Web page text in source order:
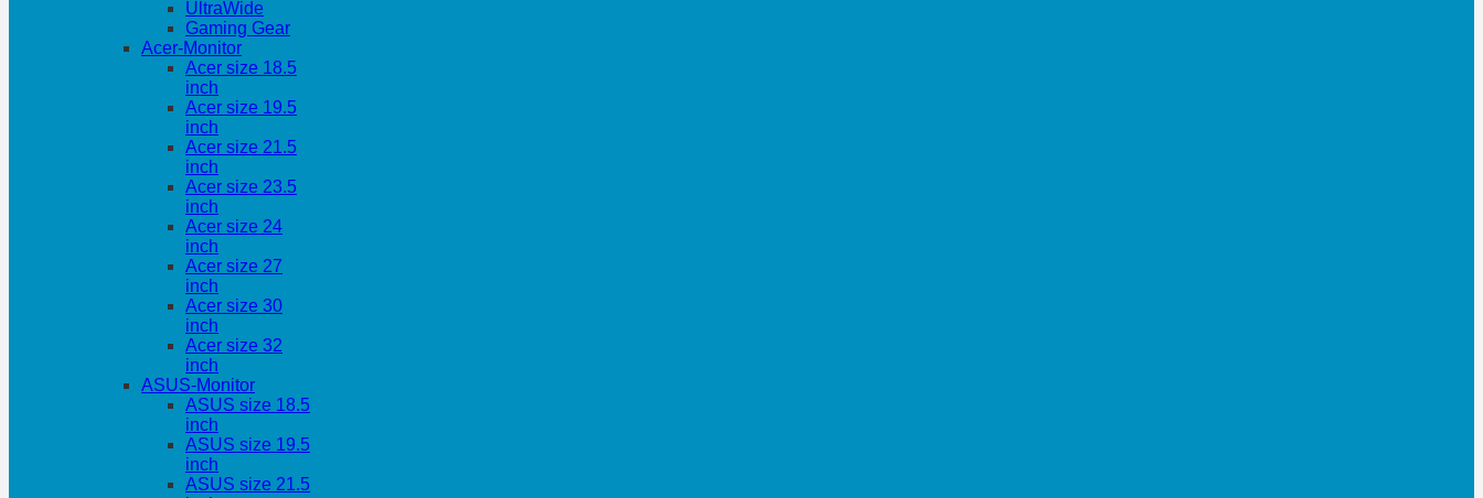
UltraWide
Gaming Gear
Acer-Monitor
Acer size 18.5
inch
Acer size 19.5
inch
Acer size 21.5
inch
Acer size 23.5
inch
Acer size 24
inch
Acer size 27
inch
Acer size 30
inch
Acer size 32
inch
ASUS-Monitor
ASUS size 18.5
inch
ASUS size 19.5
inch
ASUS size 21.5